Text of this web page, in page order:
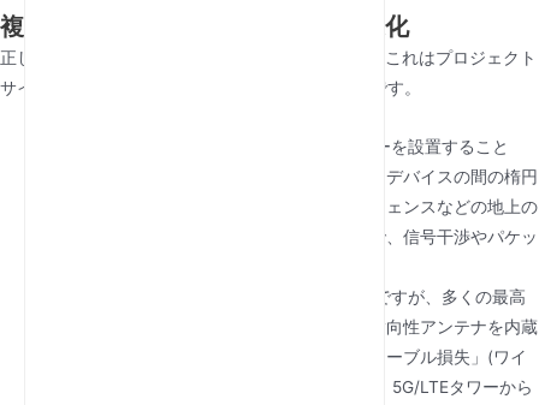
複雑な地形における戦略的信号最適化
正しい選択
これはプロジェクト
サイトの特定の地理的条件に基づく戦略的な決定です。
屋外にルーターを設置すること
で、「フレネルゾーン」—携帯電話基地局とデバイスの間の楕円
形エリア—をクリアできます。トラックやフェンスなどの地上の
障害物よりハードウェアを高く上げることで、信号干渉やパケッ
外部アンテナも選択肢ですが、多くの最高
級屋外ルーターはハウジングに直接高利得指向性アンテナを内蔵
しています。この洗練された設計により「ケーブル損失」(ワイ
ヤーを通過する際の信号強度の損失)が減り、5G/LTEタワーから